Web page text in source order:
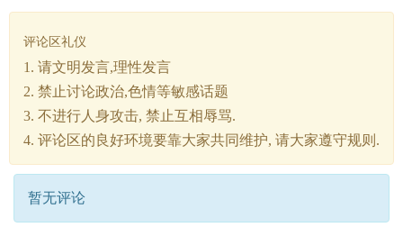
评论区礼仪
1. 请文明发言,理性发言
2. 禁止讨论政治,色情等敏感话题
3. 不进行人身攻击, 禁止互相辱骂.
4. 评论区的良好环境要靠大家共同维护, 请大家遵守规则.
暂无评论